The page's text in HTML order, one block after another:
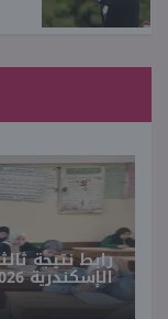
رابط نتيجة
الإسكندرية 2026 الدور الثاني